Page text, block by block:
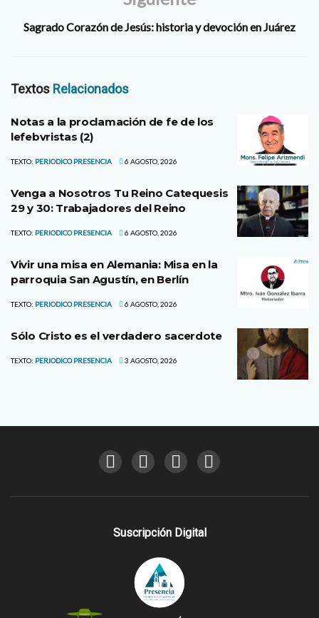
Sagrado Corazón de Jesús: historia y devoción en Juárez
Textos Relacionados
Notas a la proclamación de fe de los
lefebvristas (2)
TEXTO: PERIODICO PRESENCIA 6 AGOSTO, 2026
Venga a Nosotros Tu Reino Catequesis
29 y 30: Trabajadores del Reino
TEXTO: PERIODICO PRESENCIA 6 AGOSTO, 2026
Vivir una misa en Alemania: Misa en la
parroquia San Agustín, en Berlín
TEXTO: PERIODICO PRESENCIA 6 AGOSTO, 2026
Sólo Cristo es el verdadero sacerdote
TEXTO: PERIODICO PRESENCIA 3 AGOSTO, 2026
Suscripción Digital